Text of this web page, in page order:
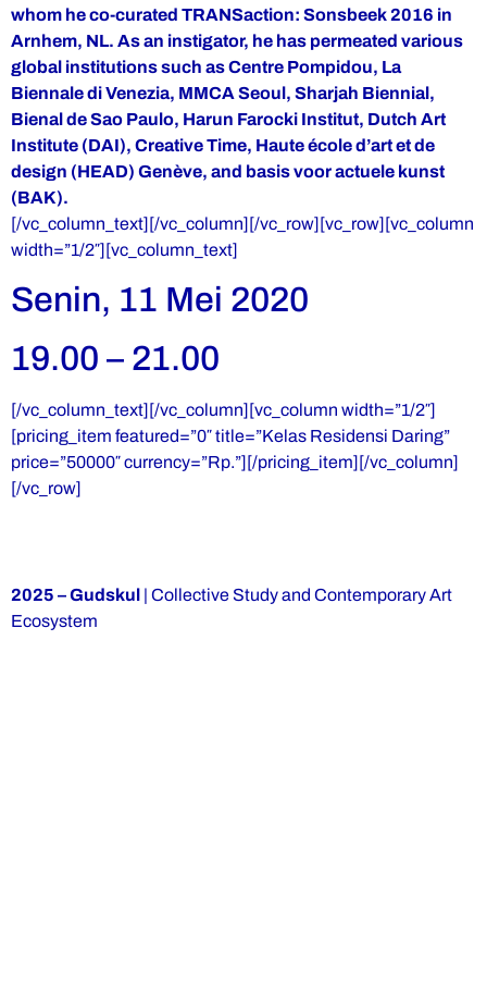
whom he co-curated TRANSaction: Sonsbeek 2016 in
Arnhem, NL. As an instigator, he has permeated various
global institutions such as Centre Pompidou, La
Biennale di Venezia, MMCA Seoul, Sharjah Biennial,
Bienal de Sao Paulo, Harun Farocki Institut, Dutch Art
Institute (DAI), Creative Time, Haute école d’art et de
design (HEAD) Genève, and basis voor actuele kunst
(BAK).
[/vc_column_text][/vc_column][/vc_row][vc_row][vc_column
width=”1/2″][vc_column_text]
Senin, 11 Mei 2020
19.00 – 21.00
[/vc_column_text][/vc_column][vc_column width=”1/2″]
[pricing_item featured=”0″ title=”Kelas Residensi Daring”
price=”50000″ currency=”Rp.”][/pricing_item][/vc_column]
[/vc_row]
2025 – Gudskul | Collective Study and Contemporary Art
Ecosystem